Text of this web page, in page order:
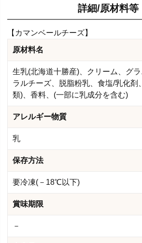
詳細/原材料等
【カマンベールチーズ】
原材料名
生乳(北海道十勝産)、クリーム、グ
ラルチーズ、脱脂粉乳、食塩/乳化剤
類)、香料、(一部に乳成分を含む)
アレルギー物質
乳
保存方法
要冷凍(－18℃以下)
賞味期限
－